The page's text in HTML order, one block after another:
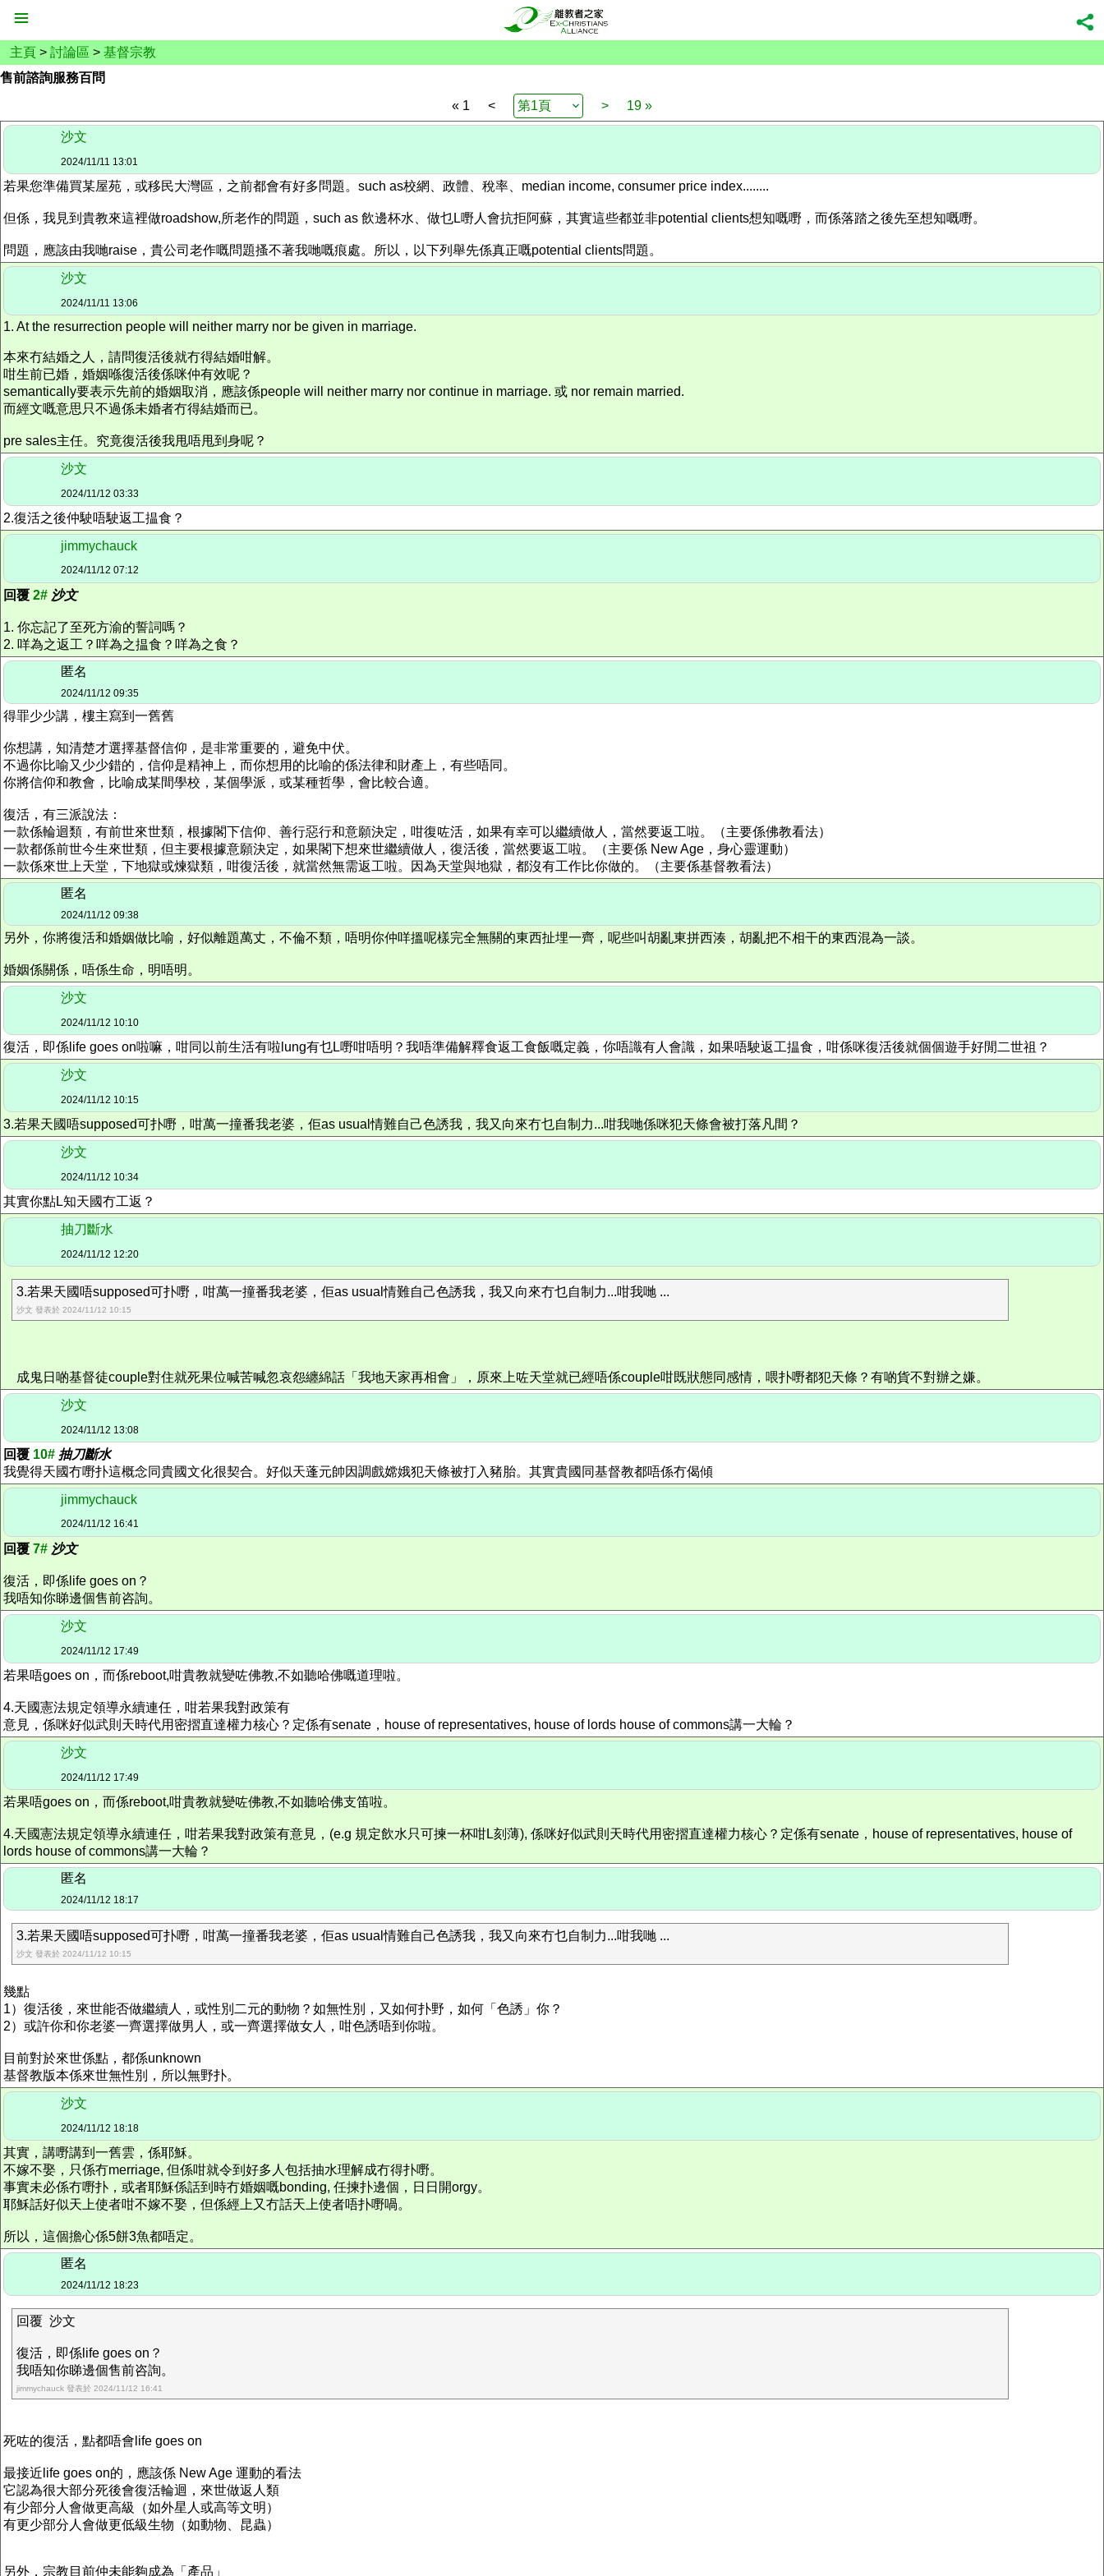
主頁 > 討論區 > 基督宗教
售前諮詢服務百問
« 1
< > 19 »
沙文
2024/11/11 13:01
若果您準備買某屋苑，或移民大灣區，之前都會有好多問題。such as校網、政體、稅率、median income, consumer price index........
但係，我見到貴教來這裡做roadshow,所老作的問題，such as 飲邊杯水、做乜L嘢人會抗拒阿蘇，其實這些都並非potential clients想知嘅嘢，而係落踏之後先至想知嘅嘢。
問題，應該由我哋raise，貴公司老作嘅問題搔不著我哋嘅痕處。所以，以下列舉先係真正嘅potential clients問題。
沙文
2024/11/11 13:06
1. At the resurrection people will neither marry nor be given in marriage.
本來冇結婚之人，請問復活後就冇得結婚咁解。
咁生前已婚，婚姻喺復活後係咪仲有效呢？
semantically要表示先前的婚姻取消，應該係people will neither marry nor continue in marriage. 或 nor remain married.
而經文嘅意思只不過係未婚者冇得結婚而已。
pre sales主任。究竟復活後我甩唔甩到身呢？
沙文
2024/11/12 03:33
2.復活之後仲駛唔駛返工揾食？
jimmychauck
2024/11/12 07:12
回覆 2# 沙文
1. 你忘記了至死方渝的誓詞嗎？
2. 咩為之返工？咩為之揾食？咩為之食？
匿名
2024/11/12 09:35
得罪少少講，樓主寫到一舊舊
你想講，知清楚才選擇基督信仰，是非常重要的，避免中伏。
不過你比喻又少少錯的，信仰是精神上，而你想用的比喻的係法律和財產上，有些唔同。
你將信仰和教會，比喻成某間學校，某個學派，或某種哲學，會比較合適。
復活，有三派說法：
一款係輪迴類，有前世來世類，根據閣下信仰、善行惡行和意願決定，咁復咗活，如果有幸可以繼續做人，當然要返工啦。（主要係佛教看法）
一款都係前世今生來世類，但主要根據意願決定，如果閣下想來世繼續做人，復活後，當然要返工啦。（主要係 New Age，身心靈運動）
一款係來世上天堂，下地獄或煉獄類，咁復活後，就當然無需返工啦。因為天堂與地獄，都沒有工作比你做的。（主要係基督教看法）
匿名
2024/11/12 09:38
另外，你將復活和婚姻做比喻，好似離題萬丈，不倫不類，唔明你仲咩搵呢樣完全無關的東西扯埋一齊，呢些叫胡亂東拼西湊，胡亂把不相干的東西混為一談。
婚姻係關係，唔係生命，明唔明。
沙文
2024/11/12 10:10
復活，即係life goes on啦嘛，咁同以前生活有啦lung有乜L嘢咁唔明？我唔準備解釋食返工食飯嘅定義，你唔識有人會識，如果唔駛返工揾食，咁係咪復活後就個個遊手好閒二世祖？
沙文
2024/11/12 10:15
3.若果天國唔supposed可扑嘢，咁萬一撞番我老婆，佢as usual情難自己色誘我，我又向來冇乜自制力...咁我哋係咪犯天條會被打落凡間？
沙文
2024/11/12 10:34
其實你點L知天國冇工返？
抽刀斷水
2024/11/12 12:20
3.若果天國唔supposed可扑嘢，咁萬一撞番我老婆，佢as usual情難自己色誘我，我又向來冇乜自制力...咁我哋 ...
沙文 發表於 2024/11/12 10:15
成鬼日啲基督徒couple對住就死果位喊苦喊忽哀怨纏綿話「我地天家再相會」，原來上咗天堂就已經唔係couple咁既狀態同感情，喂扑嘢都犯天條？有啲貨不對辦之嫌。
沙文
2024/11/12 13:08
回覆 10# 抽刀斷水
我覺得天國冇嘢扑這概念同貴國文化很契合。好似天蓬元帥因調戲嫦娥犯天條被打入豬胎。其實貴國同基督教都唔係冇偈傾
jimmychauck
2024/11/12 16:41
回覆 7# 沙文
復活，即係life goes on？
我唔知你睇邊個售前咨詢。
沙文
2024/11/12 17:49
若果唔goes on，而係reboot,咁貴教就變咗佛教,不如聽哈佛嘅道理啦。
4.天國憲法規定領導永續連任，咁若果我對政策有
意見，係咪好似武則天時代用密摺直達權力核心？定係有senate，house of representatives, house of lords house of commons講一大輪？
沙文
2024/11/12 17:49
若果唔goes on，而係reboot,咁貴教就變咗佛教,不如聽哈佛支笛啦。
4.天國憲法規定領導永續連任，咁若果我對政策有意見，(e.g 規定飲水只可揀一杯咁L刻薄), 係咪好似武則天時代用密摺直達權力核心？定係有senate，house of representatives, house of
lords house of commons講一大輪？
匿名
2024/11/12 18:17
3.若果天國唔supposed可扑嘢，咁萬一撞番我老婆，佢as usual情難自己色誘我，我又向來冇乜自制力...咁我哋 ...
沙文 發表於 2024/11/12 10:15
幾點
1）復活後，來世能否做繼續人，或性別二元的動物？如無性別，又如何扑野，如何「色誘」你？
2）或許你和你老婆一齊選擇做男人，或一齊選擇做女人，咁色誘唔到你啦。
目前對於來世係點，都係unknown
基督教版本係來世無性別，所以無野扑。
沙文
2024/11/12 18:18
其實，講嘢講到一舊雲，係耶穌。
不嫁不娶，只係冇merriage, 但係咁就令到好多人包括抽水理解成冇得扑嘢。
事實未必係冇嘢扑，或者耶穌係話到時冇婚姻嘅bonding, 任揀扑邊個，日日開orgy。
耶穌話好似天上使者咁不嫁不娶，但係經上又冇話天上使者唔扑嘢喎。
所以，這個擔心係5餅3魚都唔定。
匿名
2024/11/12 18:23
回覆 沙文
復活，即係life goes on？
我唔知你睇邊個售前咨詢。
jimmychauck 發表於 2024/11/12 16:41
死咗的復活，點都唔會life goes on
最接近life goes on的，應該係 New Age 運動的看法
它認為很大部分死後會復活輪迴，來世做返人類
有少部分人會做更高級（如外星人或高等文明）
有更少部分人會做更低級生物（如動物、昆蟲）
另外，宗教目前仲未能夠成為「產品」